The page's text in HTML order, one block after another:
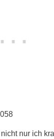
nur ich